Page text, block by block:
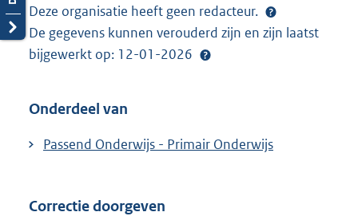
Deze organisatie heeft geen redacteur.
De gegevens kunnen verouderd zijn en zijn laatst
bijgewerkt op: 12-01-2026
Onderdeel van
Passend Onderwijs - Primair Onderwijs
Correctie doorgeven